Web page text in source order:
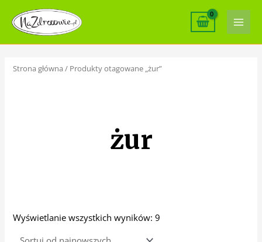
content
Main
Strona główna / Produkty otagowane „żur”
żur
Wyświetlanie wszystkich wyników: 9
Posortowane
najnowszych